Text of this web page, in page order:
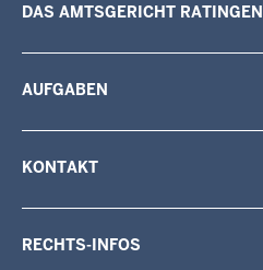
DAS AMTSGERICHT RATINGEN
AUFGABEN
KONTAKT
RECHTS-INFOS